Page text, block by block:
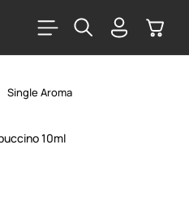
Single Aroma